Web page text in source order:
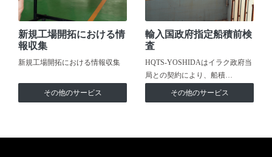
新規工場開拓における情
報収集
新規工場開拓における情報収集
その他のサービス
輸入国政府指定船積前検
査
HQTS-YOSHIDAはイラク政府当
局との契約により、船積…
その他のサービス